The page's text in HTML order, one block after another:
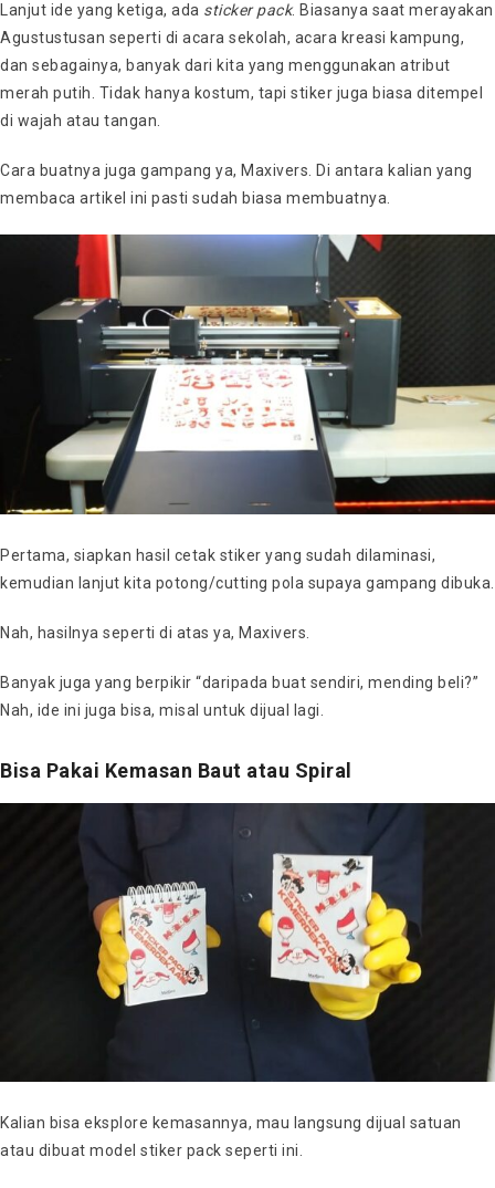
Lanjut ide yang ketiga, ada sticker pack. Biasanya saat merayakan
Agustustusan seperti di acara sekolah, acara kreasi kampung,
dan sebagainya, banyak dari kita yang menggunakan atribut
merah putih. Tidak hanya kostum, tapi stiker juga biasa ditempel
di wajah atau tangan.
Cara buatnya juga gampang ya, Maxivers. Di antara kalian yang
membaca artikel ini pasti sudah biasa membuatnya.
Pertama, siapkan hasil cetak stiker yang sudah dilaminasi,
kemudian lanjut kita potong/cutting pola supaya gampang dibuka.
Nah, hasilnya seperti di atas ya, Maxivers.
Banyak juga yang berpikir “daripada buat sendiri, mending beli?”
Nah, ide ini juga bisa, misal untuk dijual lagi.
Bisa Pakai Kemasan Baut atau Spiral
Kalian bisa eksplore kemasannya, mau langsung dijual satuan
atau dibuat model stiker pack seperti ini.